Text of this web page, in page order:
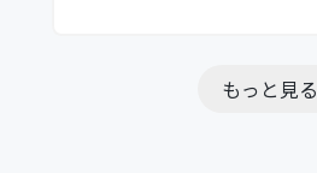
もっと見る